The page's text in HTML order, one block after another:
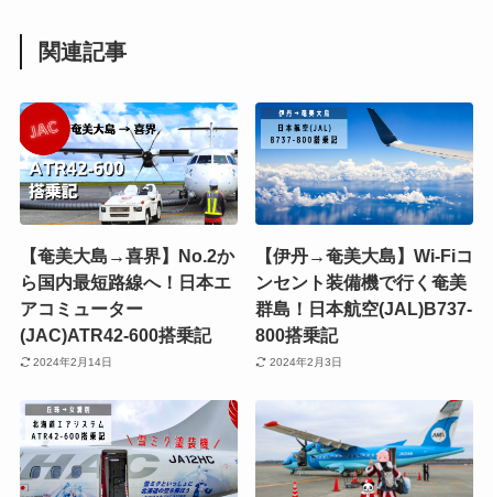
関連記事
【奄美大島→喜界】No.2か
ら国内最短路線へ！日本エ
アコミューター
(JAC)ATR42-600搭乗記
2024年2月14日
【伊丹→奄美大島】Wi-Fiコ
ンセント装備機で行く奄美
群島！日本航空(JAL)B737-
800搭乗記
2024年2月3日